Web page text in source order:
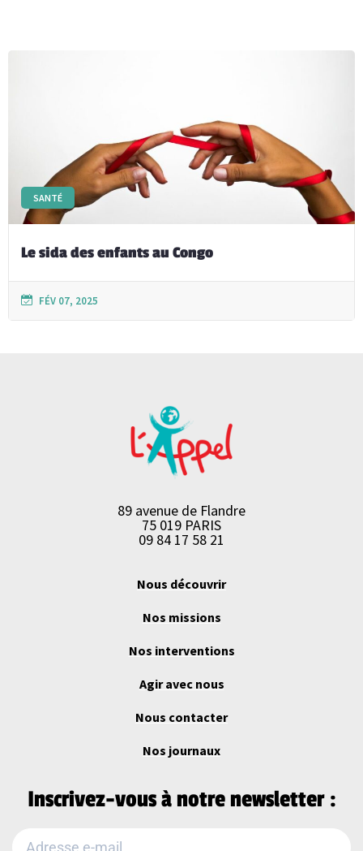
SANTÉ
Le sida des enfants au Congo
FÉV 07, 2025
89 avenue de Flandre
75 019 PARIS
09 84 17 58 21
Nous découvrir
Nos missions
Nos interventions
Agir avec nous
Nous contacter
Nos journaux
Inscrivez-vous à notre newsletter :